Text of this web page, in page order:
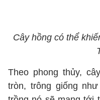
Cây hồng có thể
Theo phong thủy,
tròn, trông giống